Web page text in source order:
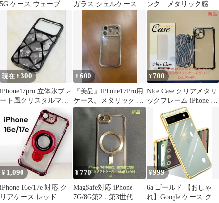
5G ケース ウェーブ お
フト 軽量 レンズ保護
耐衝撃 (SC-53E /
SCG27) スマホケース
波型 うねうね かわいい
TPU カバー ストラップ
ホール付き ギャラクシ
ーA55 ケース、
ガラス シェルケース ホ ンク メタリック感フ
レームTPUケース
現在 ¥300
iPhone17pro 立体氷プレ
ート風クリスタルマー
ブルケース 黒 韓国
¥600
『美品』iPhone17Pro用
ケース。メタリック 対
衝撃ソフトケース。
¥700
Nice Case クリアメタリ
ックフレーム iPhone 15
ソフトケース
¥ 1,090
iPhone 16e/17e 対応 ク
リアケース レッド
¥770
MagSafe対応 iPhone
7G/8G第2．第3世代対
¥999
6a ゴールド 【おしゃ
れ】Google ケース クリ